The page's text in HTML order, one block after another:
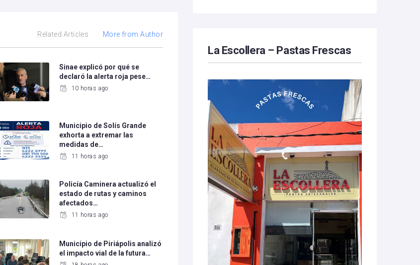
Related Articles More from Author
Sinae explicó por qué se
declaró la alerta roja pese…
10 horas ago
Municipio de Solís Grande
exhorta a extremar las
medidas de…
11 horas ago
Policía Caminera actualizó el
estado de rutas y caminos
afectados…
11 horas ago
Municipio de Piriápolis analizó
el impacto vial de la futura…
La Escollera – Pastas Frescas